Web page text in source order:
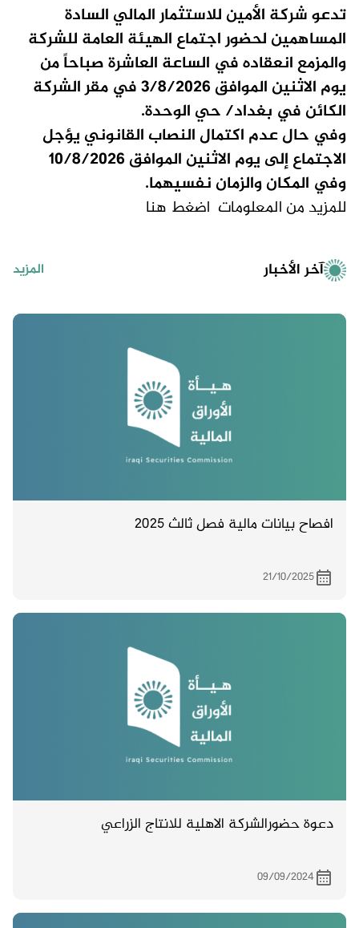
تدعو شركة الأمين للاستثمار المالي السادة
المساهمين لحضور اجتماع الهيئة العامة للشركة
والمزمع انعقاده في الساعة العاشرة صباحاً من
يوم الاثنين الموافق 3/8/2026 في مقر الشركة
الكائن في بغداد/ حي الوحدة.
وفي حال عدم اكتمال النصاب القانوني يؤجل
الاجتماع إلى يوم الاثنين الموافق 10/8/2026
وفي المكان والزمان نفسيهما.
للمزيد من المعلومات اضغط هنا
آخر الأخبار المزيد
افصاح بيانات مالية فصل ثالث 2025
21/10/2025
دعوة حضورالشركة الاهلية للانتاج الزراعي
09/09/2024